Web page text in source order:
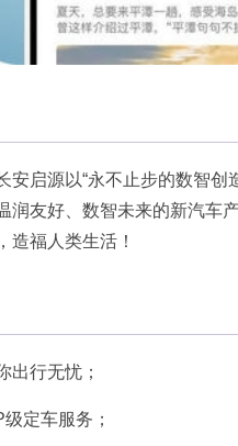
启源以“永不止步的数智创
润友好、数智未来的新汽车
造福人类生活！
出行无忧；
定车服务；